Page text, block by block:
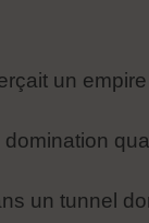
un
un tunnel